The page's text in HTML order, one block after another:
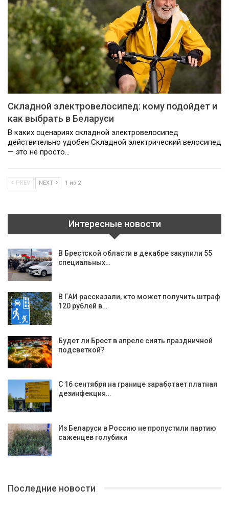
Складной электровелосипед: кому подойдет и
как выбрать в Беларуси
В каких сценариях складной электровелосипед
действительно удобен Складной электрический велосипед
— это не просто…
PREV NEXT 1 из 2
Интересные новости
В Брестской области в декабре закупили 55
специальных…
В ГАИ рассказали, кто может получить штраф
120 рублей в…
Будет ли Брест в апреле сиять праздничной
подсветкой?
С 16 сентября на границе заработает платная
дезинфекция…
Из Беларуси в Россию не пропустили партию
саженцев голубики
Последние новости